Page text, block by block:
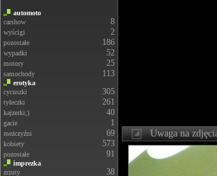
automoto
carshow
8
wyścigi 2
pozostałe 186
wypadki 52
motory 25
samochody 113
erotyka
cycuszki
305
tyłeczki 261
kajzerki;) 40
gacie 1
meżczyźni 69
kobiety 573
pozostałe 91
imprezka
zrzuty
38
Uwaga na